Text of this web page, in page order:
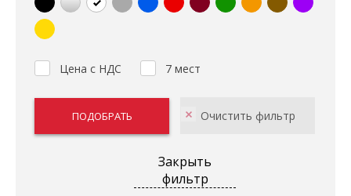
Цена с НДС 7 мест
Закрыть
фильтр